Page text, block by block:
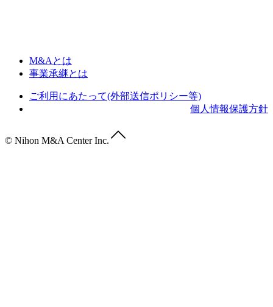
M&Aとは
事業承継とは
ご利用にあたって(外部送信ポリシー等)
個人情報保護方針
© Nihon M&A Center Inc.